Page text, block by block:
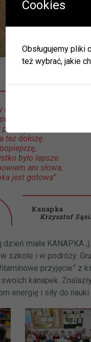
chleb pokroję.
też dołożę.
było lepsze.
ani słowa,
jest gotowa”.
Kanapka
Krzysztof
miała KANAPKA
szkole i w podróży.
przyjęcie” z
kanapek.
energię i siły do nauki
W
W
Cookies
Obsługujemy pliki
też wybrać, jakie